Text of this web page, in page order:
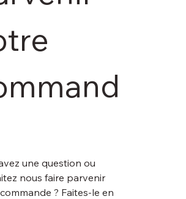
une question ou
nous faire parvenir
? Faites-le en